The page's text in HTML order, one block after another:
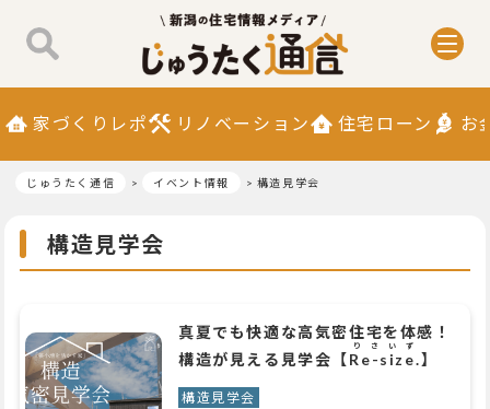
家づくりレポ リノベーション 住宅ローン お
じゅうたく通信 イベント情報 構造見学会
構造見学会
真夏でも快適な高気密住宅を体感！
構造が見える見学会【Re-size.
りさいず
】
構造見学会